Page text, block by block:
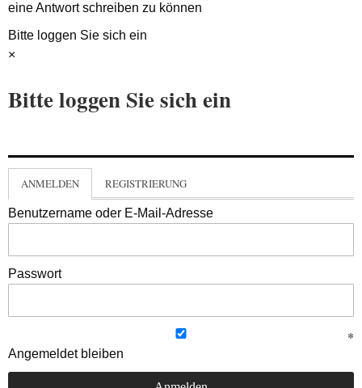
eine Antwort schreiben zu können
Bitte loggen Sie sich ein
×
Bitte loggen Sie sich ein
ANMELDEN REGISTRIERUNG
Benutzername oder E-Mail-Adresse
Passwort
Angemeldet bleiben